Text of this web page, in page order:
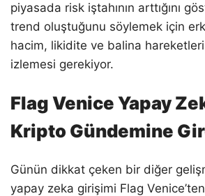
piyasada risk iştahının arttığını
trend oluştuğunu söylemek için
hacim, likidite ve balina
izlemesi gerekiyor.
Flag Venice Yapay
Kripto Gündemine
Günün dikkat çeken bir diğer
yapay zeka girişimi Flag